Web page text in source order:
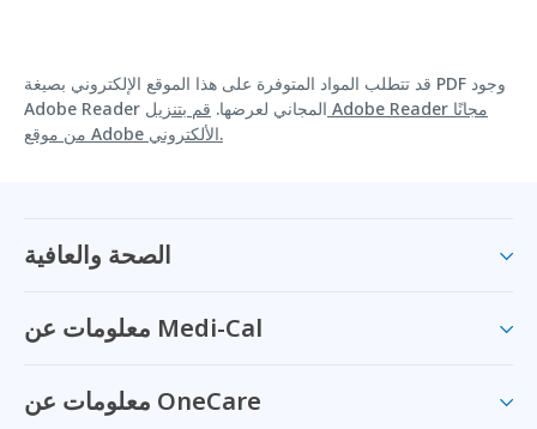
قد تتطلب المواد المتوفرة على هذا الموقع الإلكتروني بصيغة PDF وجود
Adobe Reader المجاني لعرضها. قم بتنزيل Adobe Reader مجانًا
من موقع Adobe الألكتروني.
الصحة والعافية
معلومات عن Medi-Cal
معلومات عن OneCare